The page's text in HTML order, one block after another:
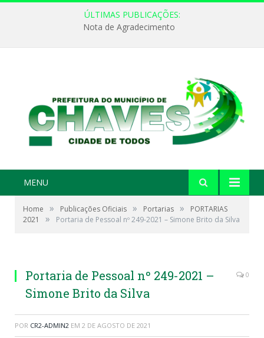
ÚLTIMAS PUBLICAÇÕES:
Nota de Agradecimento
MENU
Home » Publicações Oficiais » Portarias »
PORTARIAS
2021
» Portaria de Pessoal nº 249-2021 – Simone Brito da Silva
Portaria de Pessoal nº 249-2021 –
Simone Brito da Silva
0
POR CR2-ADMIN2 EM 2 DE AGOSTO DE 2021